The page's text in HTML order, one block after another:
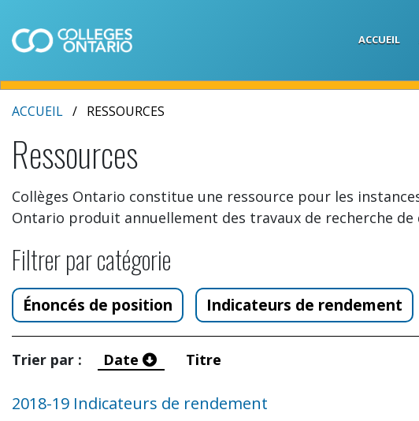
ACCUEIL
ACCUEIL RESSOURCES
Ressources
Collèges Ontario constitue une ressource pour les
Ontario produit annuellement des travaux de recherche
Filtrer par catégorie
Énoncés de position Indicateurs de rendement
Trier par : Date Titre
2018-19 Indicateurs de rendement